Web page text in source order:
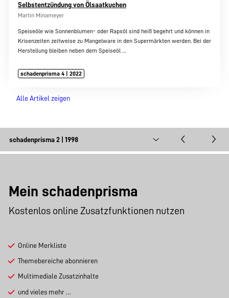
Selbstentzündung von Ölsaatkuchen
Martin Minameyer
Speiseöle wie Sonnenblumen- oder Rapsöl sind heiß begehrt und können in
Krisenzeiten zeitweise zu Mangelware in den Supermärkten werden. Bei der
Herstellung bleiben neben dem Speiseöl
schadenprisma 4 | 2022
Alle Artikel zeigen
Mein schadenprisma
Kostenlos online Zusatzfunktionen nutzen
Online Merkliste
Themebereiche abonnieren
Multimediale Zusatzinhalte
und vieles mehr …